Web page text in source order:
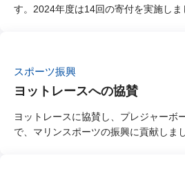
す。2024年度は14回の寄付を実施しま
スポーツ振興
ヨットレースへの協賛
ヨットレースに協賛し、プレジャーボ
で、マリンスポーツの振興に貢献しまし